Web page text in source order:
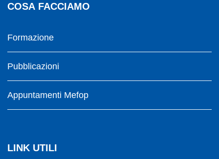
COSA FACCIAMO
Formazione
Pubblicazioni
Appuntamenti Mefop
LINK UTILI